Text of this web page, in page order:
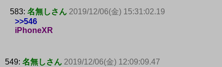
583: 名無しさん 2019/12/06(金) 15:31:02.19
>>546
iPhoneXR
549: 名無しさん 2019/12/06(金) 12:09:09.47